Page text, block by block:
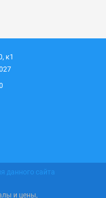
к1
данного сайта
и цены,